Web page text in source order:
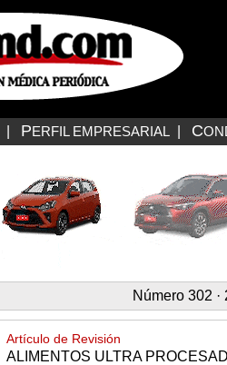
PERFIL EMPRESARIAL C
Número 302
Artículo de Revisión
ALIMENTOS ULTRA